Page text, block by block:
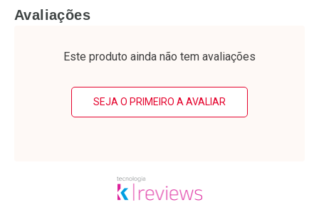
Laboratório
Por Menos Laboratório
Por Menos
Avaliações
Este produto ainda não tem avaliações
SEJA O PRIMEIRO A AVALIAR